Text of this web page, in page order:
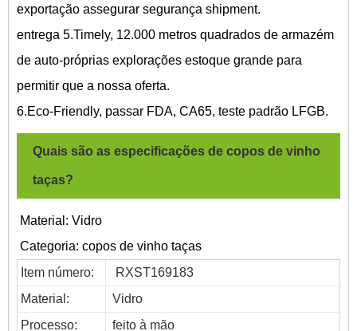
exportação assegurar segurança shipment.
entrega 5.Timely, 12.000 metros quadrados de armazém
de auto-próprias explorações estoque grande para
permitir que a nossa oferta.
6.Eco-Friendly, passar FDA, CA65, teste padrão LFGB.
Quais são as especificações de copos de vinho
taças?
Material: Vidro
Categoria: copos de vinho taças
Item número:
RXST169183
Material:
Vidro
Processo:
feito à mão